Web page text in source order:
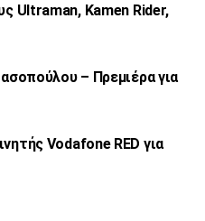
Ultraman,Kamen Rider,
– Πρεμιέρα για
VodafoneRED για